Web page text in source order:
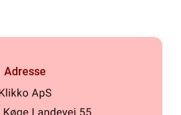
Adresse